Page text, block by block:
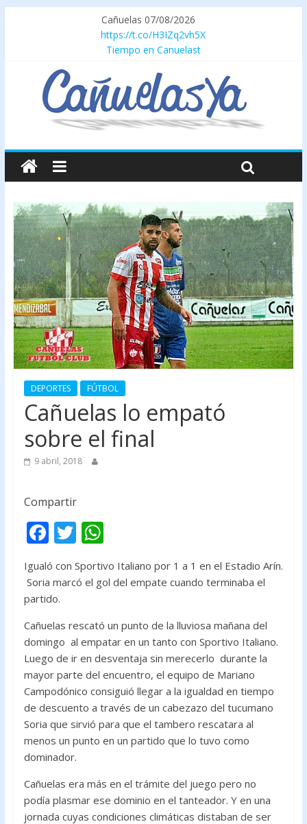
Cañuelas 07/08/2026
https://t.co/H3IZq2vh5X
Tiempo en Canuelast
DEPORTES FÚTBOL
Cañuelas lo empató
sobre el final
9 abril, 2018
Compartir
F
ac
e
b
o
o
k
T
w
itt
er
W
at
A
p
p
Igualó con Sportivo Italiano por 1 a 1 en el Estadio Arín.
Soria marcó el gol del empate cuando terminaba el
partido.
Cañuelas rescató un punto de la lluviosa mañana del
domingo al empatar en un tanto con Sportivo Italiano.
Luego de ir en desventaja sin merecerlo durante la
mayor parte del encuentro, el equipo de Mariano
Campodónico consiguió llegar a la igualdad en tiempo
de descuento a través de un cabezazo del tucumano
Soria que sirvió para que el tambero rescatara al
menos un punto en un partido que lo tuvo como
dominador.
Cañuelas era más en el trámite del juego pero no
podía plasmar ese dominio en el tanteador. Y en una
jornada cuyas condiciones climáticas distaban de ser